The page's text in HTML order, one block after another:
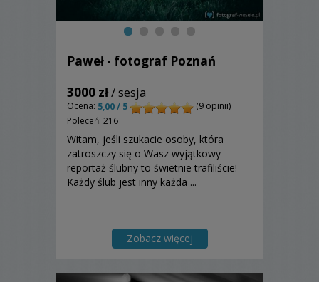
Paweł - fotograf Poznań
3000 zł/ sesja
Ocena: 5,00 / 5
(9 opinii)
Poleceń: 216
Witam, jeśli szukacie osoby, która
zatroszczy się o Wasz wyjątkowy
reportaż ślubny to świetnie trafiliście!
Każdy ślub jest inny każda ...
Zobacz więcej